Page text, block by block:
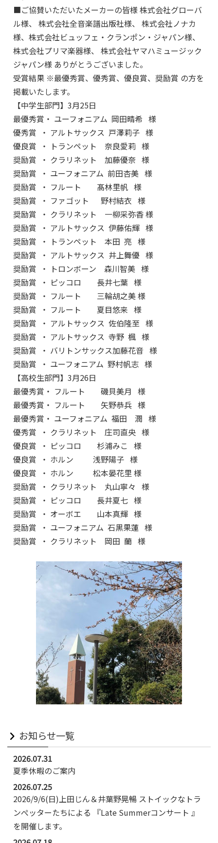
■ご協賛いただいたメーカーの皆様 株式会社グローバ
ル様、 株式会社全音楽譜出版社様、 株式会社ノナカ
様、株式会社ビュッフェ・クランポン・ジャパン様、
株式会社プリマ楽器様、 株式会社ヤマハミュージック
ジャパン様 ありがとうございました。
受賞結果 ※最優秀賞、優秀賞、優良賞、奨励賞 の方を
掲載いたします。
【中学生部門】3月25日
最優秀賞・ ユーフォニアム 岡田晴希 様
優秀賞 ・ アルトサックス 戸澤莉子 様
優良賞 ・ トランペット 奈良愛莉 様
奨励賞 ・ クラリネット 加藤優奈 様
奨励賞 ・ ユーフォニアム 前田杏美 様
奨励賞 ・ フルート 髙林里帆 様
奨励賞 ・ ファゴット 野村結衣 様
奨励賞 ・ クラリネット 一柳采弥香 様
奨励賞 ・ アルトサックス 伊藤佑輝 様
奨励賞 ・ トランペット 本田 亮 様
奨励賞 ・ アルトサックス 井上舞優 様
奨励賞 ・ トロンボーン 森川智美 様
奨励賞 ・ ピッコロ 長井七葉 様
奨励賞 ・ フルート 三輪胡之美 様
奨励賞 ・ フルート 夏目悠来 様
奨励賞 ・ アルトサックス 佐伯隆至 様
奨励賞 ・ アルトサックス 寺野 楓 様
奨励賞 ・ バリトンサックス加藤花音 様
奨励賞 ・ ユーフォニアム 野村帆志 様
【高校生部門】3月26日
最優秀賞・ フルート 磯貝美月 様
最優秀賞・ フルート 矢野恭兵 様
最優秀賞・ ユーフォニアム 福田 潤 様
優秀賞 ・ クラリネット 庄司直央 様
優良賞 ・ ピッコロ 杉浦みこ 様
優良賞 ・ ホルン 浅野陽子 様
優良賞 ・ ホルン 松本晏花里 様
奨励賞 ・ クラリネット 丸山寧々 様
奨励賞 ・ ピッコロ 長井夏七 様
奨励賞 ・ オーボエ 山本真輝 様
奨励賞 ・ ユーフォニアム 石黒果蓮 様
奨励賞 ・ クラリネット 岡田 蘭 様
お知らせ一覧
2026.07.31
夏季休暇のご案内
2026.07.25
2026/9/6(日)上田じん＆井葉野晃暢 ストイックなトラ
ンぺッターたちによる 『Late Summerコンサート 』
を開催します。